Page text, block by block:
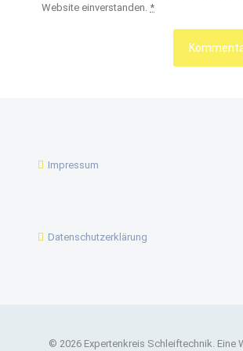
Website einverstanden. *
Impressum
Datenschutzerklärung
© 2026 Expertenkreis Schleiftechnik. Eine